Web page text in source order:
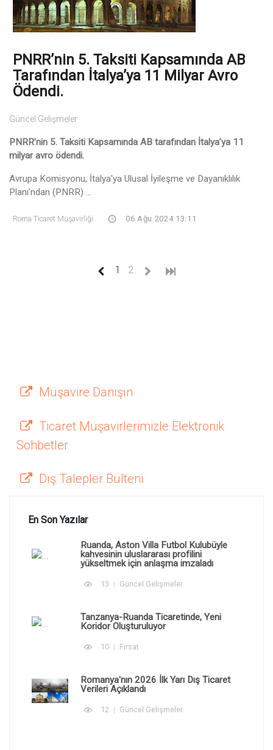
PNRR’nin 5. Taksiti Kapsamında AB
Tarafından İtalya’ya 11 Milyar Avro
Ödendi.
Güncel Gelişmeler
PNRR’nin 5. Taksiti Kapsamında AB tarafından İtalya’ya 11
milyar avro ödendi.
Avrupa Komisyonu, İtalya'ya Ulusal İyileşme ve Dayanıklılık
Planı'ndan (PNRR) ...
Roma Ticaret Müşavirliği 06 Ağu 2024 13:11
1 (current)
2
Müşavire Danışın
Ticaret Müşavirlerimizle Elektronik
Sohbetler
Dış Talepler Bülteni
En Son Yazılar
Ruanda, Aston Villa Futbol Kulubüyle
kahvesinin uluslararası profilini
yükseltmek için anlaşma imzaladı
13 Güncel Gelişmeler
Tanzanya-Ruanda Ticaretinde, Yeni
Koridor Oluşturuluyor
10 Fırsat
Romanya'nın 2026 İlk Yarı Dış Ticaret
Verileri Açıklandı
12 Güncel Gelişmeler